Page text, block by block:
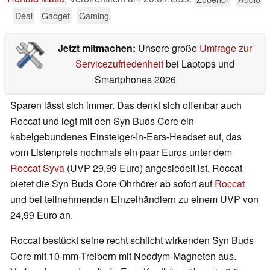
Deal
Gadget Gaming
Jetzt mitmachen: Unsere große Umfrage zur
Servicezufriedenheitbei Laptops und
Smartphones 2026
Sparen lässt sich immer. Das denkt sich offenbar auch
Roccat und legt mit den Syn Buds Core ein
kabelgebundenes Einsteiger-In-Ears-Headset auf, das
vom Listenpreis nochmals ein paar Euros unter dem
Roccat Syva (UVP 29,99 Euro) angesiedelt ist. Roccat
bietet die Syn Buds Core Ohrhörer ab sofort aufRoccat
und bei teilnehmenden Einzelhändlern zu einem UVP von
24,99 Euro an.
Roccat bestückt seine recht schlicht wirkenden Syn Buds
Core mit 10-mm-Treibern mit Neodym-Magneten aus.